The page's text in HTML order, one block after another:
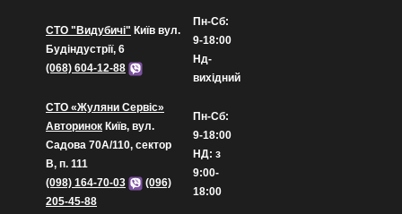
СТО "Видубичі" Київ вул.
Будіндустрії, 6
(068) 604-12-88
Пн-Сб:
9-18:00
Нд-
вихідний
СТО «Жуляни Сервіс»
Авторинок Київ, вул.
Садова 70А/110, сектор
В, п. 111
(098) 164-70-03
(096)
205-45-88
Пн-Сб:
9-18:00
НД: з
9:00-
18:00